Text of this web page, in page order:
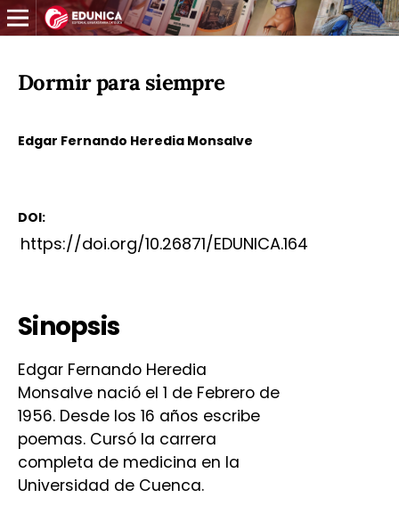
Dormir para siempre
Edgar Fernando Heredia Monsalve
DOI:
https://doi.org/10.26871/EDUNICA.164
Sinopsis
Edgar Fernando Heredia
Monsalve nació el 1 de Febrero de
1956. Desde los 16 años escribe
poemas. Cursó la carrera
completa de medicina en la
Universidad de Cuenca.